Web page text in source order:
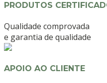
PRODUTOS
Qualidade comprovada
e garantia de qualidade
APOIO AO CLIENTE